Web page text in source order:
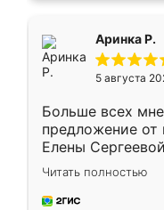
Аринка Р.
5 августа
Больше всех
предложение от
Елены
короткие сроки
для замера
предложил по
Читать полностью